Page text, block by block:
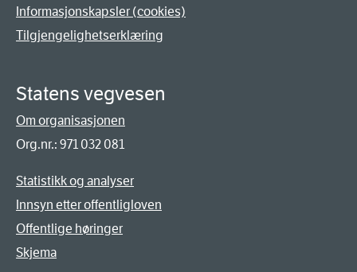
Informasjonskapsler (cookies)
Tilgjengelighetserklæring
Statens vegvesen
Om organisasjonen
Org.nr.: 971 032 081
Statistikk og analyser
Innsyn etter offentligloven
Offentlige høringer
Skjema